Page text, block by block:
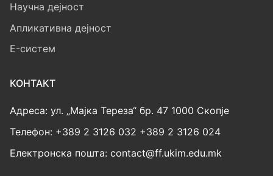
Научна дејност
Апликативна дејност
E-систем
КОНТАКТ
Адреса: ул. „Мајка Тереза“ бр. 47 1000 Скопје
Телефон: +389 2 3126 032 +389 2 3126 024
Електронска пошта: contact@ff.ukim.edu.mk